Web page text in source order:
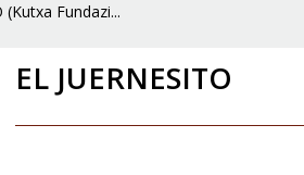
(Kutxa Fundazi...
EL JUERNESITO